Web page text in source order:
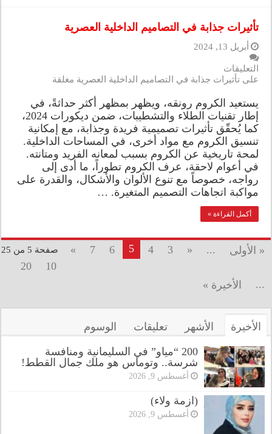
تأثيرات جذابة في التصاميم الداخلية العصرية
أبريل 13, 2024
التعليقات
على تأثيرات جذابة في التصاميم الداخلية العصرية مغلقة
يستعيد الكروم رونقه، ويظهر بمظهر أكثر حداثةً، في
إطار تقنيات الطلاء والتشطيبات، ضمن ديكورات 2024،
كما يُحقّق تأثيرات تصميمية فريدة وجذابة، مع إمكانية
تنسيق الكروم مع مواد أخرى، في المساحات الداخلية.
لمحة تاريخية عن الكروم بسبب لمعانه الفريد ومتانته.
في أعوام لاحقة، عرف الكروم تطوراً، ما أدى إلى
رواجه، خصوصاً مع تنوع الألوان والأشكال، والقدرة على
مواكبة اتجاهات التصميم المتغيرة. …
أكمل القراءة »
صفحة 5 من 25 « الأولى ...
«
3
4
5
6
7
»
10
20
...
الأخيرة »
الأخيرة الأشهر تعليقات الوسوم
200 “مياو” في السليمانية ومنافسة
شرسة.. وتوماس هو ملك جمال القطط!
أغسطس 9, 2026
(ازمة ولاء)
أغسطس 9, 2026